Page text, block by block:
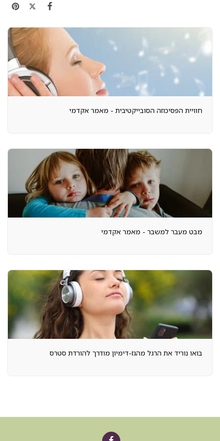
חוויית הפסיכוזה הסובייקטיבית - מאמר אקדמי
מבט מעבר למשבר - מאמר אקדמי
בואו נוריד את הרגל מהגז-דימיון מודרך להורדת סטרס